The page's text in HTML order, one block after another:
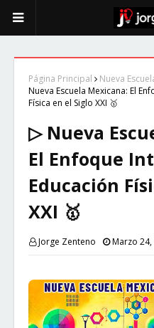
Página Principal Nueva
Nueva Escuela Mexicana: El
Física en el Siglo XXI 🥇
▷ Nueva
El Enfoque
Educación
XXI 🥇
Jorge Zenteno Marzo 24,